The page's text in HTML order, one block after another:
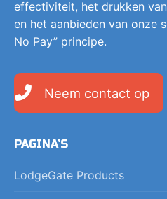
effectiviteit, het drukken
en het aanbieden van onze
No Pay” principe.
Neem contact op
PAGINA’S
LodgeGate Products